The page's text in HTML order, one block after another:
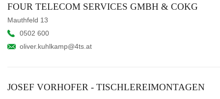
FOUR TELECOM SERVICES GMBH & COKG
Mauthfeld 13
0502 600
oliver.kuhlkamp@4ts.at
JOSEF VORHOFER - TISCHLEREIMONTAGEN